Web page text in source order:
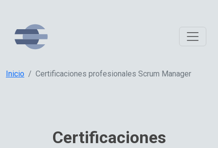
Inicio Certificaciones profesionales Scrum Manager
Certificaciones